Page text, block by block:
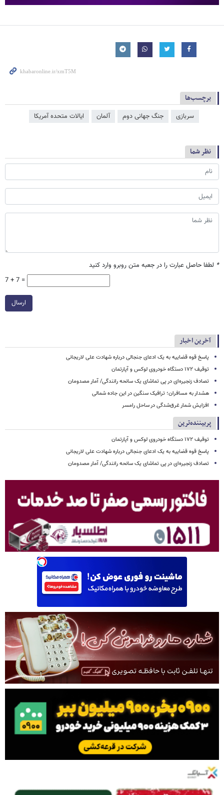
برچسب‌ها
سربازی جنگ جهانی دوم آلمان ایالات متحده آمریکا
نظر شما
* لطفا حاصل عبارت را در جعبه متن روبرو وارد کنید
7 + 7 =
ارسال
آخرین اخبار
پاسخ قوه قضاییه به یک ادعای جنجالی درباره شهادت علی لاریجانی
توقیف ۱۷۲ دستگاه خودروی لوکس و آپارتمان
تصادف زنجیره‌ای در پی تماشای یک سانحه رانندگی/ آمار مصدومان
هشدار به مسافران؛ ترافیک سنگین در این جاده شمالی
افزایش شمار غرق‌شدگی در ساحل رامسر
پربیننده‌ترین
توقیف ۱۷۲ دستگاه خودروی لوکس و آپارتمان
پاسخ قوه قضاییه به یک ادعای جنجالی درباره شهادت علی لاریجانی
تصادف زنجیره‌ای در پی تماشای یک سانحه رانندگی/ آمار مصدومان